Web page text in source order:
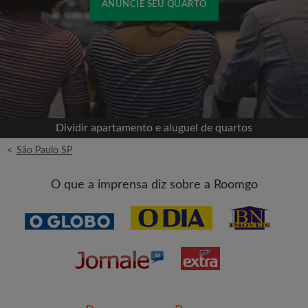
ANUNCIE SEU QUARTO
Cadastrar-se com o Facebook
Jamais publicaremos na sua linha do tempo sem
sua permissão
OU
Dividir apartamento e aluguel de quartos
< São Paulo SP
O que a imprensa diz sobre a Roomgo